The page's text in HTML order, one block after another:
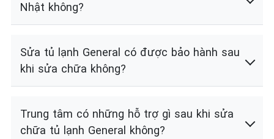
Nhật không?
Sửa tủ lạnh General có được bảo hành sau
khi sửa chữa không?
Trung tâm có những hỗ trợ gì sau khi sửa
chữa tủ lạnh General không?